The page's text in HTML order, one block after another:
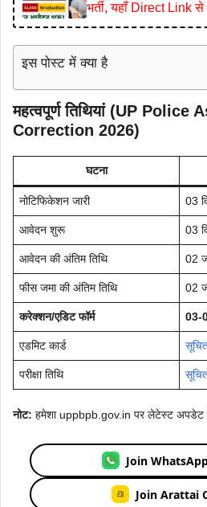
भर्ती, यहाँ Direct Link
इस पोस्ट में क्या है
महत्वपूर्ण तिथियां (UP
Correction 2026)
घटना
नोटिफिकेशन जारी 03
आवेदन शुरू 03
आवेदन की अंतिम तिथि 02
फीस जमा की अंतिम तिथि 02
करेक्शन/एडिट फॉर्म 03-
एडमिट कार्ड
परीक्षा तिथि
नोट: हमेशा uppbpb.gov.in पर लेटेस्ट
Join
Join Arattai